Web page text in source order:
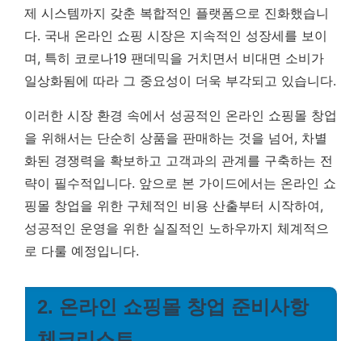
제 시스템까지 갖춘 복합적인 플랫폼으로 진화했습니
다. 국내 온라인 쇼핑 시장은 지속적인 성장세를 보이
며, 특히 코로나19 팬데믹을 거치면서 비대면 소비가
일상화됨에 따라 그 중요성이 더욱 부각되고 있습니다.
이러한 시장 환경 속에서 성공적인 온라인 쇼핑몰 창업
을 위해서는 단순히 상품을 판매하는 것을 넘어, 차별
화된 경쟁력을 확보하고 고객과의 관계를 구축하는 전
략이 필수적입니다. 앞으로 본 가이드에서는 온라인 쇼
핑몰 창업을 위한 구체적인 비용 산출부터 시작하여,
성공적인 운영을 위한 실질적인 노하우까지 체계적으
로 다룰 예정입니다.
2. 온라인 쇼핑몰 창업 준비사항